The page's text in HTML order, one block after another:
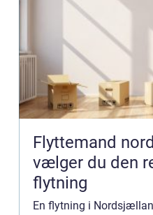
Flyttemand
vælger du den
flytning
En flytning i